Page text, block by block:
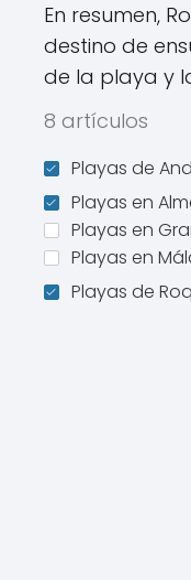
En resumen,
destino de
de la playa y
8 artículos
Playas de
Playas en
Playas en
Playas en
Playas de